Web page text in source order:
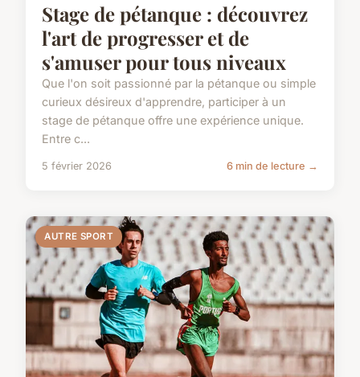
Stage de pétanque : découvrez
l'art de progresser et de
s'amuser pour tous niveaux
Que l'on soit passionné par la pétanque ou simple
curieux désireux d'apprendre, participer à un
stage de pétanque offre une expérience unique.
Entre c...
5 février 2026 6 min de lecture →
AUTRE SPORT